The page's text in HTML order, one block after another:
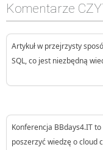
Komentarze
Artykuł w przejrzysty
SQL, co jest niezbędną
Konferencja BBdays4.IT
poszerzyć wiedzę o cloud